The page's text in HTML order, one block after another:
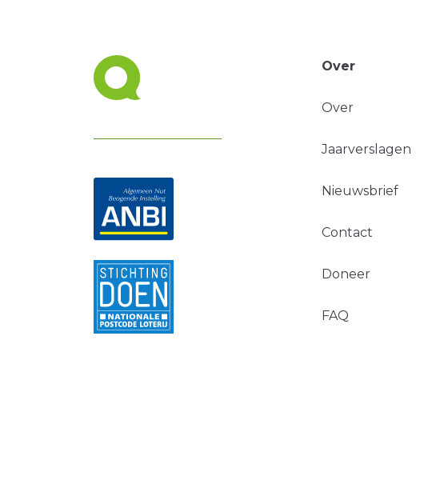
Over
Over
Jaarverslagen
Nieuwsbrief
Contact
Doneer
FAQ